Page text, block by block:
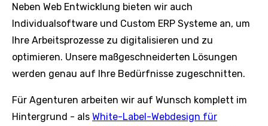
Neben Web Entwicklung bieten wir auch
Individualsoftware und Custom ERP Systeme an, um
Ihre Arbeitsprozesse zu digitalisieren und zu
optimieren. Unsere maßgeschneiderten Lösungen
werden genau auf Ihre Bedürfnisse zugeschnitten.
Für Agenturen arbeiten wir auf Wunsch komplett im
Hintergrund - als White-Label-Webdesign für